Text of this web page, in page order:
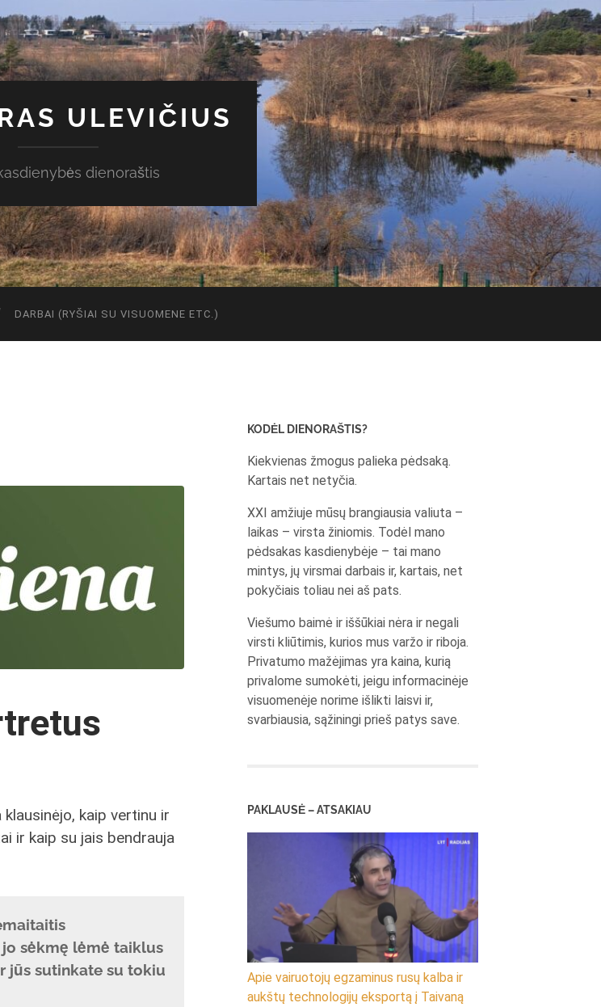
ULEVIČIUS
dienoraštis
DARBAI (RYŠIAI SU VISUOMENE ETC.)
klausinėjo, kaip vertinu ir
ir kaip su jais bendrauja
sėkmę lėmė taiklus
jūs sutinkate su tokiu
KODĖL DIENORAŠTIS?
Kiekvienas žmogus palieka pėdsaką.
Kartais net netyčia.
XXI amžiuje mūsų brangiausia valiuta –
laikas – virsta žiniomis. Todėl mano
pėdsakas kasdienybėje – tai mano
mintys, jų virsmai darbais ir, kartais, net
pokyčiais toliau nei aš pats.
Viešumo baimė ir iššūkiai nėra ir negali
virsti kliūtimis, kurios mus varžo ir riboja.
Privatumo mažėjimas yra kaina, kurią
privalome sumokėti, jeigu informacinėje
visuomenėje norime išlikti laisvi ir,
svarbiausia, sąžiningi prieš patys save.
PAKLAUSĖ – ATSAKIAU
Apie vairuotojų egzaminus rusų kalba ir
aukštų technologijų eksportą į Taivaną